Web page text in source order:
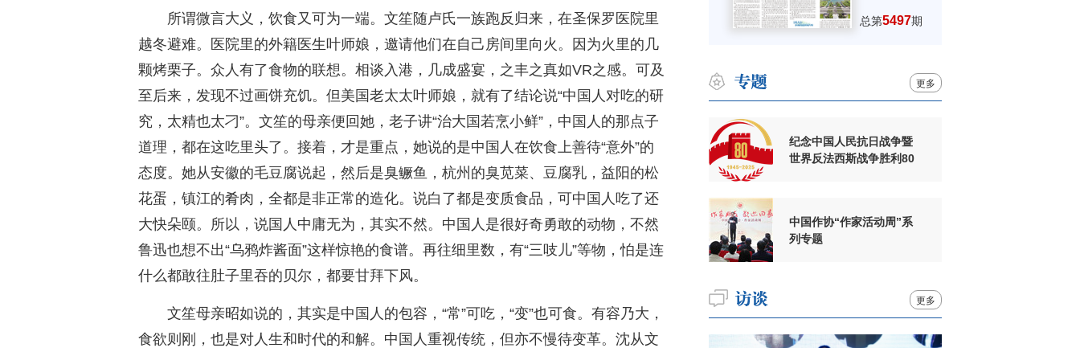
所谓微言大义，饮食又可为一端。文笙随卢氏一族跑反归来，在圣保罗医院里
越冬避难。医院里的外籍医生叶师娘，邀请他们在自己房间里向火。因为火里的几
颗烤栗子。众人有了食物的联想。相谈入港，几成盛宴，之丰之真如VR之感。可及
至后来，发现不过画饼充饥。但美国老太太叶师娘，就有了结论说“中国人对吃的研
究，太精也太刁”。文笙的母亲便回她，老子讲“治大国若烹小鲜”，中国人的那点子
道理，都在这吃里头了。接着，才是重点，她说的是中国人在饮食上善待“意外”的
态度。她从安徽的毛豆腐说起，然后是臭鳜鱼，杭州的臭苋菜、豆腐乳，益阳的松
花蛋，镇江的肴肉，全都是非正常的造化。说白了都是变质食品，可中国人吃了还
大快朵颐。所以，说国人中庸无为，其实不然。中国人是很好奇勇敢的动物，不然
鲁迅也想不出“乌鸦炸酱面”这样惊艳的食谱。再往细里数，有“三吱儿”等物，怕是连
什么都敢往肚子里吞的贝尔，都要甘拜下风。
文笙母亲昭如说的，其实是中国人的包容，“常”可吃，“变”也可食。有容乃大，
食欲则刚，也是对人生和时代的和解。中国人重视传统，但亦不慢待变革。沈从文
总第5497期
更多
纪念中国人民抗日战争暨
世界反法西斯战争胜利80
中国作协“作家活动周”系
列专题
更多